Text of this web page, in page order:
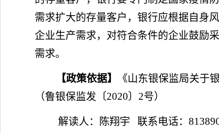
需求扩大的存量客户，银行应根据自身
企业生产需求，对符合条件的企业鼓励
需求。
【政策依据】
《山东银保监局关于
（鲁银保监发〔2020〕2号）
解读人： 陈翔宇 联系电话：